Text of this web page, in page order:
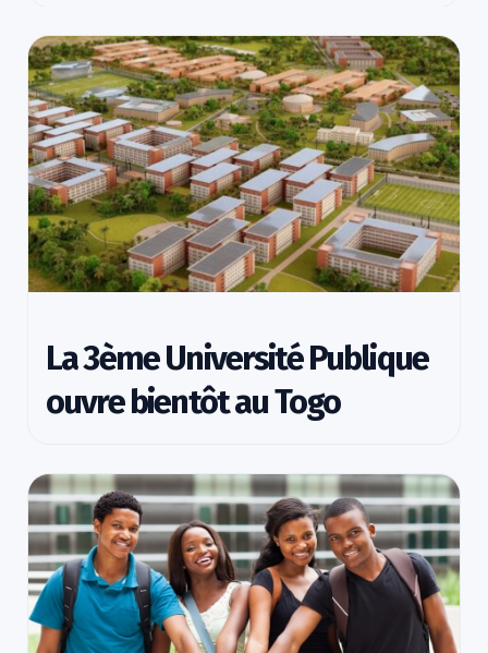
La 3ème Université Publique
ouvre bientôt au Togo